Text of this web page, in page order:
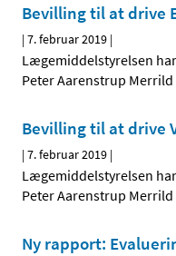
Bevilling til at drive
|7. februar 2019 |
Lægemiddelstyrelsen
Peter Aarenstrup
Bevilling til at drive
|7. februar 2019 |
Lægemiddelstyrelsen
Peter Aarenstrup
Ny rapport: